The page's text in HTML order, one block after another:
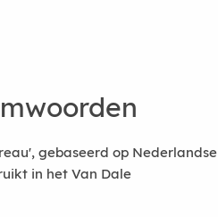
gebaseerd op Nederlandse
in het Van Dale